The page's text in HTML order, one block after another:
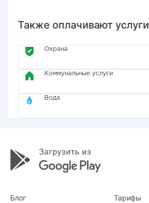
Также оплачивают услуги
Охрана
Коммунальные услуги
Вода
Блог Тарифы